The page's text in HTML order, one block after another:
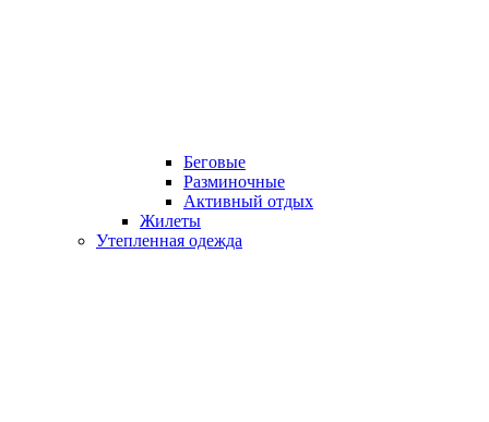
Беговые
Разминочные
Активный отдых
Жилеты
Утепленная одежда